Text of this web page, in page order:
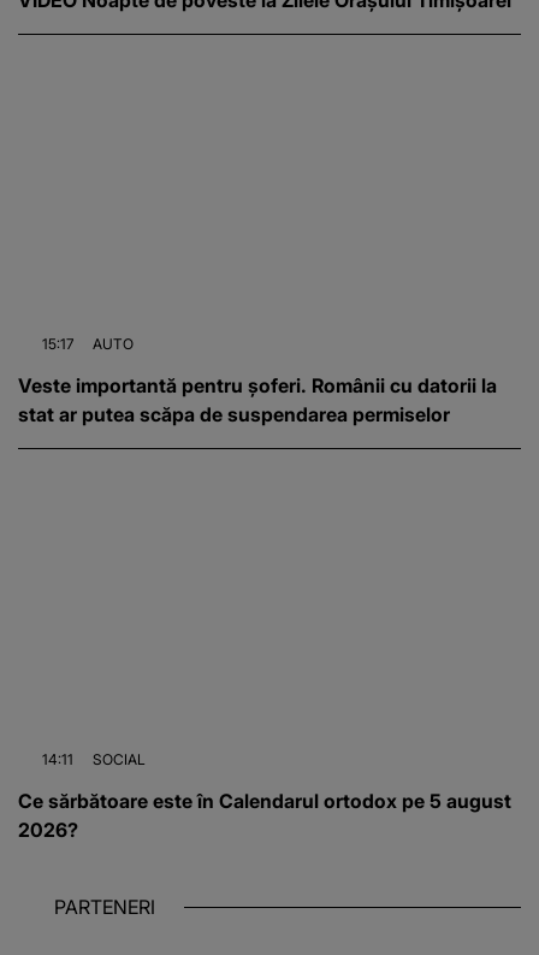
15:17 AUTO
Veste importantă pentru șoferi. Românii cu datorii la
stat ar putea scăpa de suspendarea permiselor
14:11 SOCIAL
Ce sărbătoare este în Calendarul ortodox pe 5 august
2026?
PARTENERI